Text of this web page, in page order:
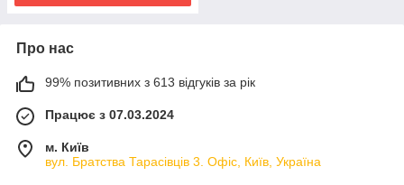
Про нас
99% позитивних з 613 відгуків за рік
Працює з 07.03.2024
м. Київ
вул. Братства Тарасівців 3. Офіс, Київ, Україна